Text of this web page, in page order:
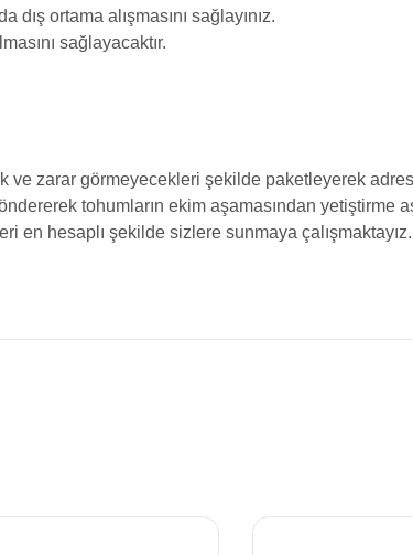
ortama alışmasını sağlayınız.
sağlayacaktır.
ve zarar görmeyecekleri şekilde paketleyerek
tohumların ekim aşamasından yetiştirme
en hesaplı şekilde sizlere sunmaya çalışmaktayız.